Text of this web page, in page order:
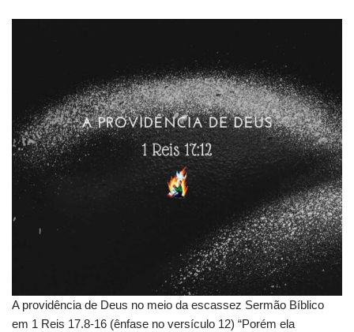
A providência de Deus no meio da escassez Sermão Bíblico
em 1 Reis 17.8-16 (ênfase no versículo 12) “Porém ela